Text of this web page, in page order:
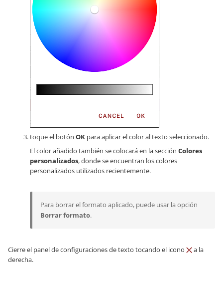
toque el botón OK para aplicar el color al texto seleccionado.
El color añadido también se colocará en la sección Colores
personalizados, donde se encuentran los colores
personalizados utilizados recientemente.
Para borrar el formato aplicado, puede usar la opción
Borrar formato.
Cierre el panel de configuraciones de texto tocando el icono
a la
derecha.